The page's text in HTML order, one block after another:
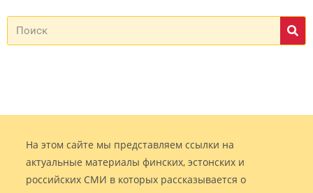
На этом сайте мы представляем ссылки на
актуальные материалы финских, эстонских и
российских СМИ в которых рассказывается о